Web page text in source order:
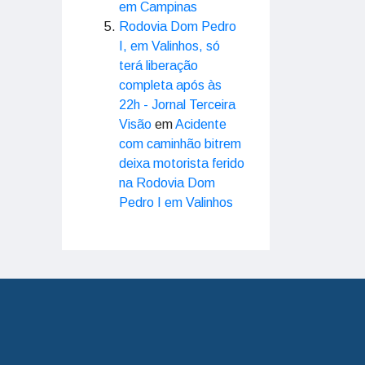
em Campinas
Rodovia Dom Pedro
I, em Valinhos, só
terá liberação
completa após às
22h - Jornal Terceira
Visão emAcidente
com caminhão bitrem
deixa motorista ferido
na Rodovia Dom
Pedro I em Valinhos